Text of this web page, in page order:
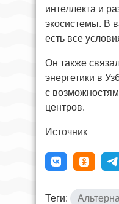
интеллекта и
экосистемы. В
есть все
Он также
энергетики в
с
центров.
Источник
Теги: